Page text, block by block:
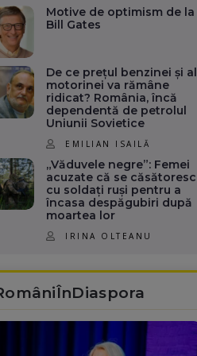
Motive de optimism de la
Bill Gates
De ce prețul benzinei și al
motorinei va rămâne
ridicat? România, încă
dependentă de petrolul
Uniunii Sovietice
EMILIAN ISAILĂ
„Văduvele negre”: Femei
acuzate că se căsătoresc
cu soldați ruși pentru a
încasa despăgubiri după
moartea lor
IRINA OLTEANU